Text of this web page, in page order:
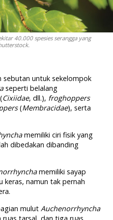
40.000 spesies serangga yang
sebutan untuk sekelompok
seperti belalang
Cixiidae, dll.), froghoppers
(Membracidae), serta
memiliki ciri fisik yang
dibedakan dibanding
memiliki sayap
keras, namun tak pernah
mulutAuchenorrhyncha